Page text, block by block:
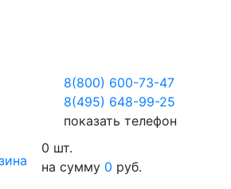
8(800) 600-73-47
8(495) 648-99-25
показать телефон
0 шт.
на сумму 0 руб.